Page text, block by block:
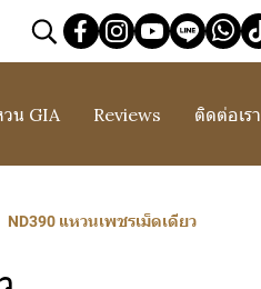
น GIA Reviews ติดต่อเรา
ND390 แหวนเพชรเม็ดเดียว